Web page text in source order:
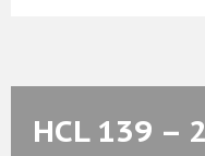
HCL 139 –